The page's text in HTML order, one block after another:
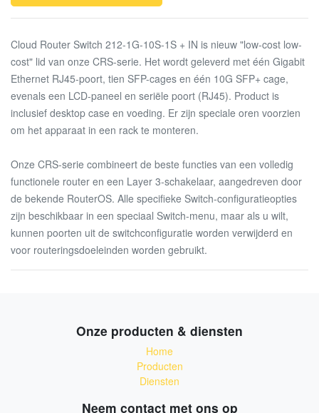
Cloud Router Switch 212-1G-10S-1S + IN is nieuw "low-cost low-
cost" lid van onze CRS-serie. Het wordt geleverd met één Gigabit
Ethernet RJ45-poort, tien SFP-cages en één 10G SFP+ cage,
evenals een LCD-paneel en seriële poort (RJ45). Product is
inclusief desktop case en voeding. Er zijn speciale oren voorzien
om het apparaat in een rack te monteren.
Onze CRS-serie combineert de beste functies van een volledig
functionele router en een Layer 3-schakelaar, aangedreven door
de bekende RouterOS. Alle specifieke Switch-configuratieopties
zijn beschikbaar in een speciaal Switch-menu, maar als u wilt,
kunnen poorten uit de switchconfiguratie worden verwijderd en
voor routeringsdoeleinden worden gebruikt.
Onze producten & diensten
Home
Producten
Diensten
Neem contact met ons op